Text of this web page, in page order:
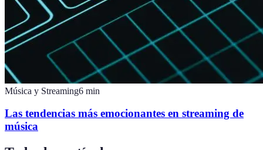
Música y Streaming6 min
Las tendencias más emocionantes en streaming de
música